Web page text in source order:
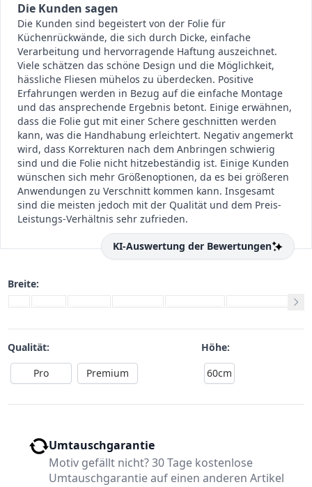
Die Kunden sagen
Die Kunden sind begeistert von der Folie für
Küchenrückwände, die sich durch Dicke, einfache
Verarbeitung und hervorragende Haftung auszeichnet.
Viele schätzen das schöne Design und die Möglichkeit,
hässliche Fliesen mühelos zu überdecken. Positive
Erfahrungen werden in Bezug auf die einfache Montage
und das ansprechende Ergebnis betont. Einige erwähnen,
dass die Folie gut mit einer Schere geschnitten werden
kann, was die Handhabung erleichtert. Negativ angemerkt
wird, dass Korrekturen nach dem Anbringen schwierig
sind und die Folie nicht hitzebeständig ist. Einige Kunden
wünschen sich mehr Größenoptionen, da es bei größeren
Anwendungen zu Verschnitt kommen kann. Insgesamt
sind die meisten jedoch mit der Qualität und dem Preis-
Leistungs-Verhältnis sehr zufrieden.
KI-Auswertung der Bewertungen
Breite:
Qualität:
Pro
Premium
Höhe:
60cm
Umtauschgarantie
Motiv gefällt nicht? 30 Tage kostenlose
Umtauschgarantie auf einen anderen Artikel